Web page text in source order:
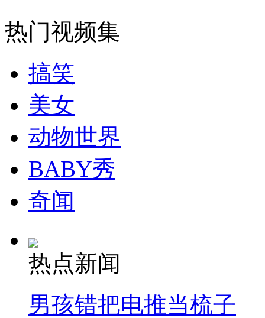
司机酒驾遇交警 急速倒车逃窜
热门视频集
搞笑
美女
动物世界
BABY秀
奇闻
热点新闻
男孩错把电推当梳子